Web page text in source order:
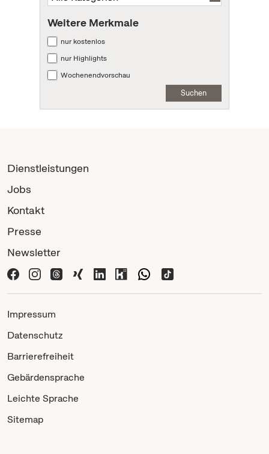
Weitere Merkmale
nur kostenlos
nur Highlights
Wochenendvorschau
Suchen
Dienstleistungen
Jobs
Kontakt
Presse
Newsletter
Impressum
Datenschutz
Barrierefreiheit
Gebärdensprache
Leichte Sprache
Sitemap